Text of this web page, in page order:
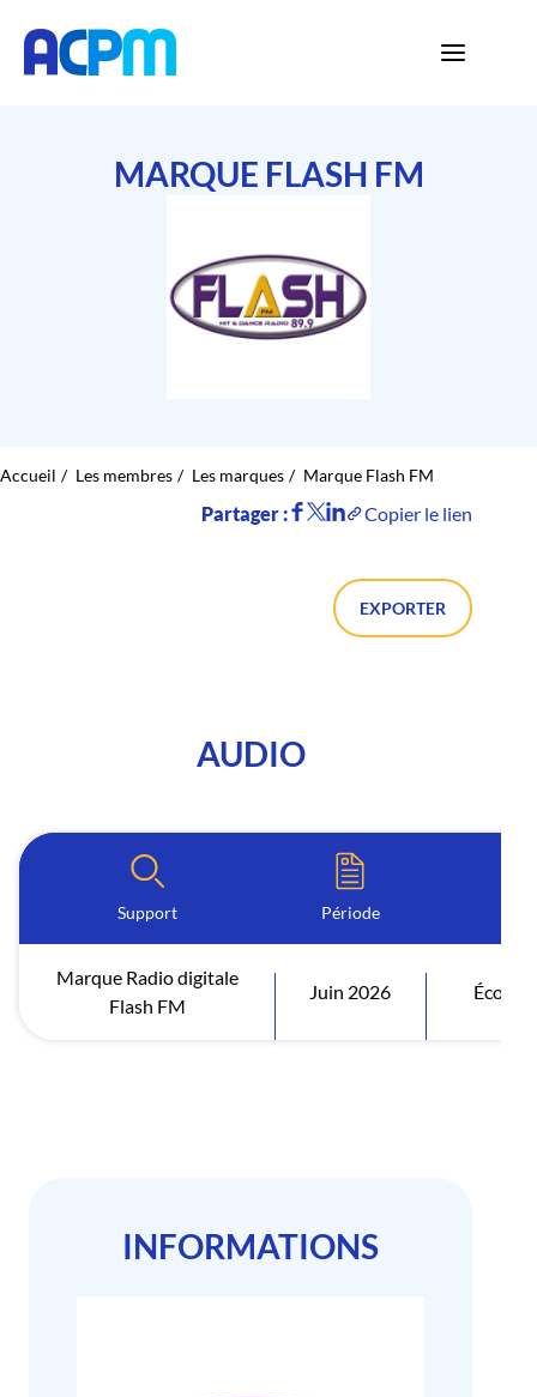
MARQUE FLASH FM
Accueil Les membres Les marques Marque Flash FM
Partager : Copier le lien
EXPORTER
AUDIO
Support Période
Marque Radio digitale
Flash FM
Juin 2026
INFORMATIONS